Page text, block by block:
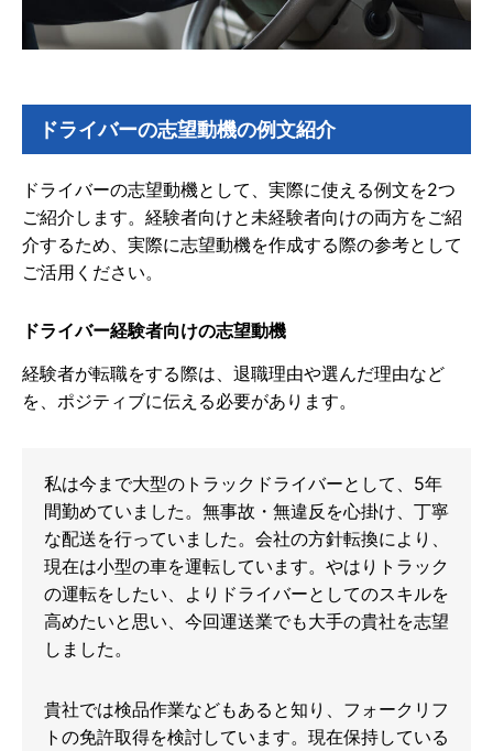
ドライバーの志望動機の例文紹介
ドライバーの志望動機として、実際に使える例文を2つ
ご紹介します。経験者向けと未経験者向けの両方をご紹
介するため、実際に志望動機を作成する際の参考として
ご活用ください。
ドライバー経験者向けの志望動機
経験者が転職をする際は、退職理由や選んだ理由など
を、ポジティブに伝える必要があります。
私は今まで大型のトラックドライバーとして、5年
間勤めていました。無事故・無違反を心掛け、丁寧
な配送を行っていました。会社の方針転換により、
現在は小型の車を運転しています。やはりトラック
の運転をしたい、よりドライバーとしてのスキルを
高めたいと思い、今回運送業でも大手の貴社を志望
しました。
貴社では検品作業などもあると知り、フォークリフ
トの免許取得を検討しています。現在保持している